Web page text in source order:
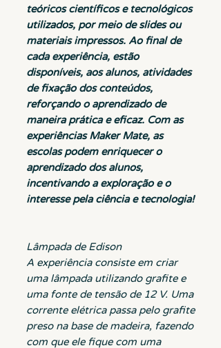
teóricos científicos e tecnológicos
utilizados, por meio de slides ou
materiais impressos. Ao final de
cada experiência, estão
disponíveis, aos alunos, atividades
de fixação dos conteúdos,
reforçando o aprendizado de
maneira prática e eficaz. Com as
experiências Maker Mate, as
escolas podem enriquecer o
aprendizado dos alunos,
incentivando a exploração e o
interesse pela ciência e tecnologia!
Lâmpada de Edison
A experiência consiste em criar
uma lâmpada utilizando grafite e
uma fonte de tensão de 12 V. Uma
corrente elétrica passa pelo grafite
preso na base de madeira, fazendo
com que ele fique com uma